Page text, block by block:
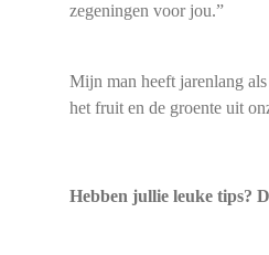
zegeningen voor jou.”
Mijn man heeft jarenlang
het fruit en de groente uit
Hebben jullie leuke tips?